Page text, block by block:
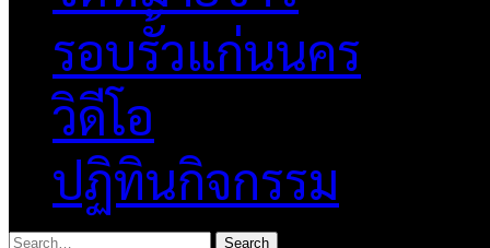
รอบรั้วแก่นนคร
วิดีโอ
ปฏิทินกิจกรรม